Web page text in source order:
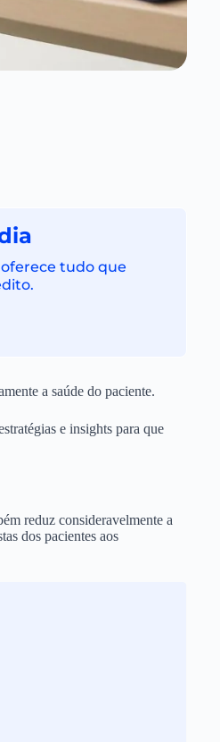
tudo que
a saúde do paciente.
e insights para que
reduz consideravelmente a
dos pacientes aos